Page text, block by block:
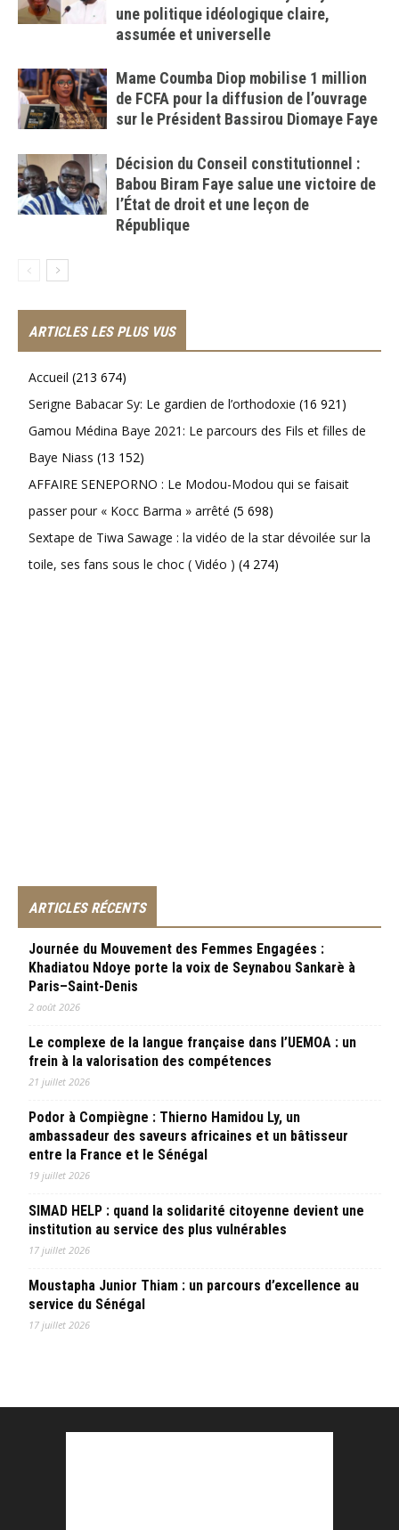
une politique idéologique claire,
assumée et universelle
Mame Coumba Diop mobilise 1 million
de FCFA pour la diffusion de l’ouvrage
sur le Président Bassirou Diomaye Faye
Décision du Conseil constitutionnel :
Babou Biram Faye salue une victoire de
l’État de droit et une leçon de
République
ARTICLES LES PLUS VUS
Accueil (213 674)
Serigne Babacar Sy: Le gardien de l’orthodoxie (16 921)
Gamou Médina Baye 2021: Le parcours des Fils et filles de
Baye Niass (13 152)
AFFAIRE SENEPORNO : Le Modou-Modou qui se faisait
passer pour « Kocc Barma » arrêté (5 698)
Sextape de Tiwa Sawage : la vidéo de la star dévoilée sur la
toile, ses fans sous le choc ( Vidéo ) (4 274)
ARTICLES RÉCENTS
Journée du Mouvement des Femmes Engagées :
Khadiatou Ndoye porte la voix de Seynabou Sankarè à
Paris–Saint-Denis
2 août 2026
Le complexe de la langue française dans l’UEMOA : un
frein à la valorisation des compétences
21 juillet 2026
Podor à Compiègne : Thierno Hamidou Ly, un
ambassadeur des saveurs africaines et un bâtisseur
entre la France et le Sénégal
19 juillet 2026
SIMAD HELP : quand la solidarité citoyenne devient une
institution au service des plus vulnérables
17 juillet 2026
Moustapha Junior Thiam : un parcours d’excellence au
service du Sénégal
17 juillet 2026